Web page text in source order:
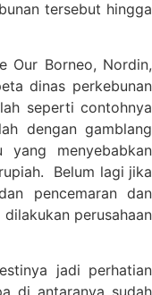
tersebut hingga
Our Borneo, Nordin,
dinas perkebunan
seperti contohnya
dengan gamblang
yang menyebabkan
Belum lagi jika
pencemaran dan
perusahaan
jadi perhatian